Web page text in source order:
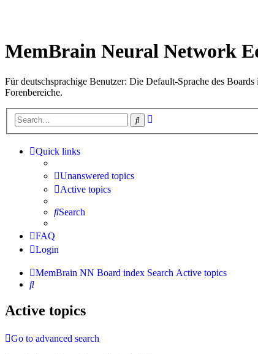
MemBrain Neural Network
Für deutschsprachige Benutzer: Die Default-Sprache des
Forenbereiche.
Search
Quick links
Unanswered topics
Active topics
Search
FAQ
Login
MemBrain NN Board index Search Active topics
Search
Active topics
Go to advanced search